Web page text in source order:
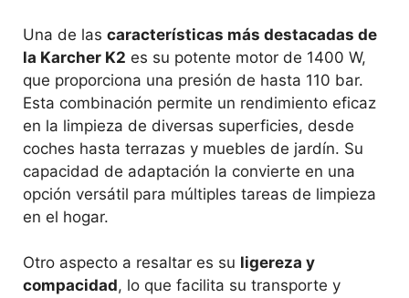
Una de las características más destacadas de
la Karcher K2 es su potente motor de 1400 W,
que proporciona una presión de hasta 110 bar.
Esta combinación permite un rendimiento eficaz
en la limpieza de diversas superficies, desde
coches hasta terrazas y muebles de jardín. Su
capacidad de adaptación la convierte en una
opción versátil para múltiples tareas de limpieza
en el hogar.
Otro aspecto a resaltar es su ligereza y
compacidad, lo que facilita su transporte y